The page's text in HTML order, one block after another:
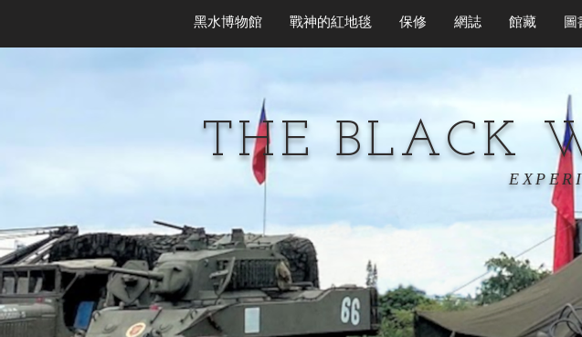
黑水博物館 戰神的紅地毯 保修 網誌 館藏 圖
THE BLACK